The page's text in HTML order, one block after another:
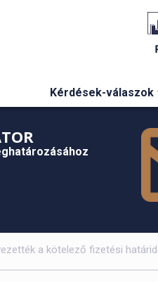
Kérdések-válaszok
a kötelező fizetési